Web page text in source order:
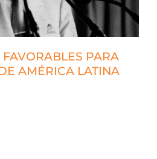
PARA
AMÉRICA LATINA